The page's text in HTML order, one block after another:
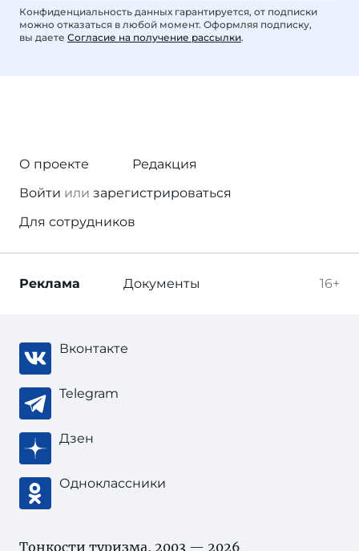
Конфиденциальность данных гарантируется, от подписки
можно отказаться в любой момент. Оформляя подписку,
вы даете Согласие на получение рассылки.
О проекте
Редакция
Войти или зарегистрироваться
Для сотрудников
16+
Реклама Документы
Вконтакте
Telegram
Дзен
Одноклассники
Тонкости туризма, 2003 — 2026